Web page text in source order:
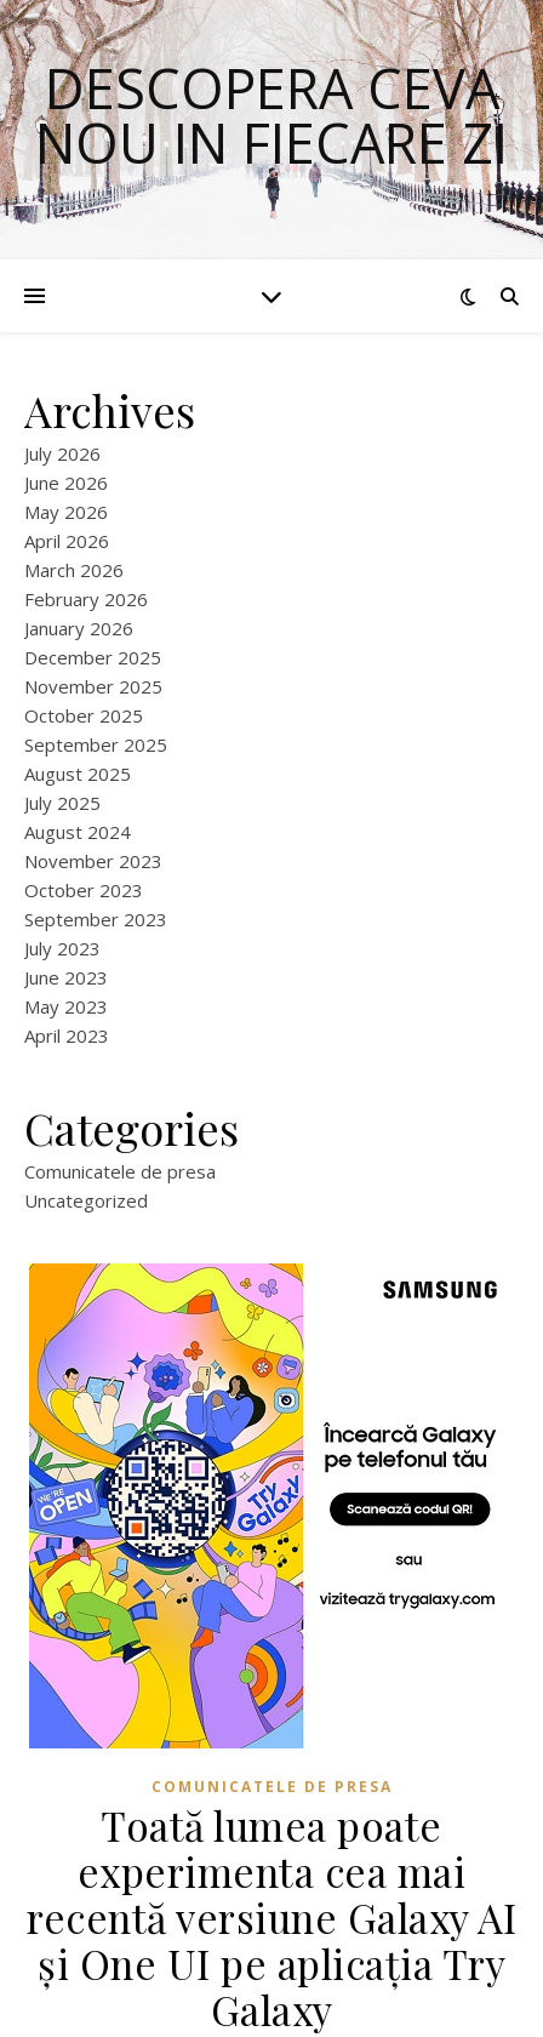
DESCOPERA CEVA
NOU IN FIECARE ZI
Archives
July 2026
June 2026
May 2026
April 2026
March 2026
February 2026
January 2026
December 2025
November 2025
October 2025
September 2025
August 2025
July 2025
August 2024
November 2023
October 2023
September 2023
July 2023
June 2023
May 2023
April 2023
Categories
Comunicatele de presa
Uncategorized
COMUNICATELE DE PRESA
Toată lumea poate
experimenta cea mai
recentă versiune Galaxy AI
și One UI pe aplicația Try
Galaxy